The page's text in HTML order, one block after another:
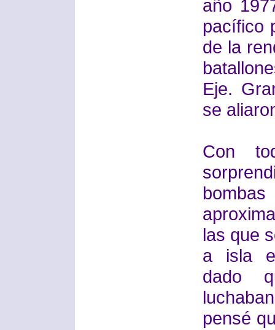
año
pacífico
de la
Eje.
se
Con
las que
a isla
dado
pensé